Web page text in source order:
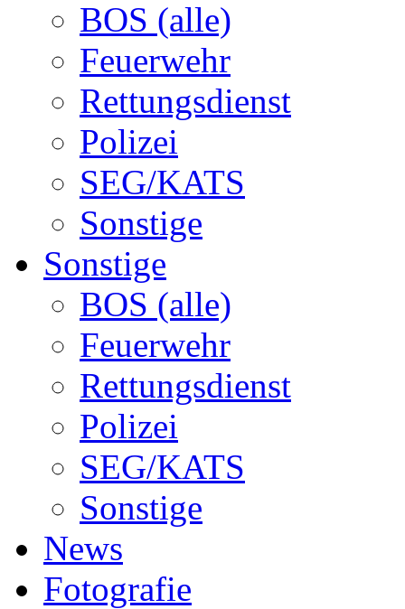
BOS (alle)
Feuerwehr
Rettungsdienst
Polizei
SEG/KATS
Sonstige
Sonstige
BOS (alle)
Feuerwehr
Rettungsdienst
Polizei
SEG/KATS
Sonstige
News
Fotografie